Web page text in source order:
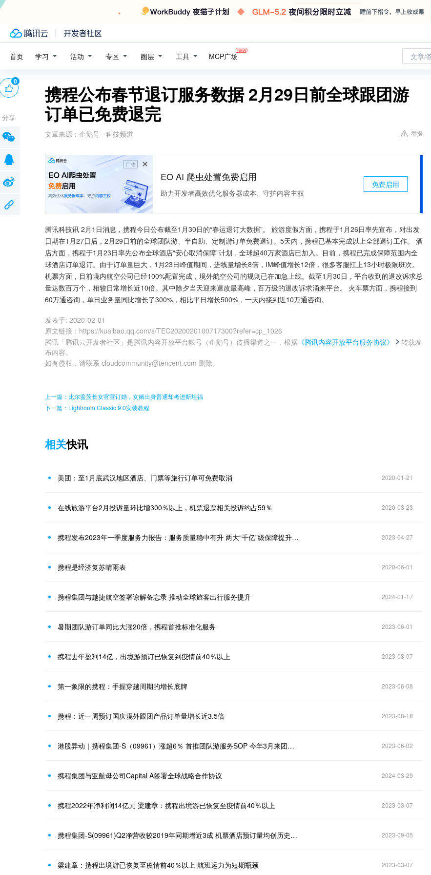
首页 学习 活动 专区 圈层 工具 MCP广场 文章/
携程公布春节退订服务数据 2月29日前全球跟团游
订单已免费退完
文章来源： 企鹅号 - 科技频道 举报
广告
EO AI 爬虫处置免费启用
助力开发者高效优化服务器成本、守护内容主权
免费启用
腾讯科技讯 2月1日消息，携程今日公布截至1月30日的“春运退订大数据”。 旅游度假方面，携程于1月26日率先宣布，对出发
日期在1月27日后，2月29日前的全球团队游、半自助、定制游订单免费退订。5天内，携程已基本完成以上全部退订工作。 酒
店方面，携程于1月23日率先公布全球酒店“安心取消保障”计划，全球超40万家酒店已加入。目前，携程已完成保障范围内全
球酒店订单退订。由于订单量巨大，1月23日峰值期间，进线量增长8倍，IM峰值增长12倍，很多客服扛上13小时极限班次。
机票方面，目前境内航空公司已经100%配置完成，境外航空公司的规则已在加急上线。截至1月30日，平台收到的退改诉求总
量达数百万个，相较日常增长近10倍。其中除夕当天迎来退改最高峰，百万级的退改诉求涌来平台。 火车票方面，携程接到
60万通咨询，单日业务量同比增长了300%，相比平日增长500%，一天内接到近10万通咨询。
发表于: 2020-02-01
原文链接 ： https://kuaibao.qq.com/s/TEC2020020100717300?refer=cp_1026
腾讯「腾讯云开发者社区」是腾讯内容开放平台帐号（企鹅号）传播渠道之一，根据 《腾讯内容开放平台服务协议》
转载发
布内容。
如有侵权，请联系 cloudcommunity@tencent.com 删除。
0
分享
上一篇：比尔盖茨长女官宣订婚，女婿出身普通却考进斯坦福
下一篇：Lightroom Classic 9.0安装教程
相关快讯
美团：至1月底武汉地区酒店、门票等旅行订单可免费取消 2020-01-21
在线旅游平台2月投诉量环比增300％以上，机票退票相关投诉约占59％ 2020-03-23
携程发布2023年一季度服务力报告：服务质量稳中有升 两大“千亿”级保障提升消费获得感 2023-04-27
携程是经济复苏晴雨表 2020-06-01
携程集团与越捷航空签署谅解备忘录 推动全球旅客出行服务提升 2024-01-17
暑期团队游订单同比大涨20倍，携程首推标准化服务 2023-06-01
携程去年盈利14亿，出境游预订已恢复到疫情前40％以上 2023-03-07
第一象限的携程：手握穿越周期的增长底牌 2023-06-08
携程：近一周预订国庆境外跟团产品订单量增长近3.5倍 2023-08-18
港股异动｜携程集团-S（09961）涨超6％ 首推团队游服务SOP 今年3月来团队游订单量同比增长超10倍 2023-06-02
携程集团与亚航母公司Capital A签署全球战略合作协议 2024-03-29
携程2022年净利润14亿元 梁建章：携程出境游已恢复至疫情前40％以上 2023-03-07
携程集团-S(09961)Q2净营收较2019年同期增近3成 机票酒店预订量均创历史新高 2023-09-05
梁建章：携程出境游已恢复至疫情前40％以上 航班运力为短期瓶颈 2023-03-07